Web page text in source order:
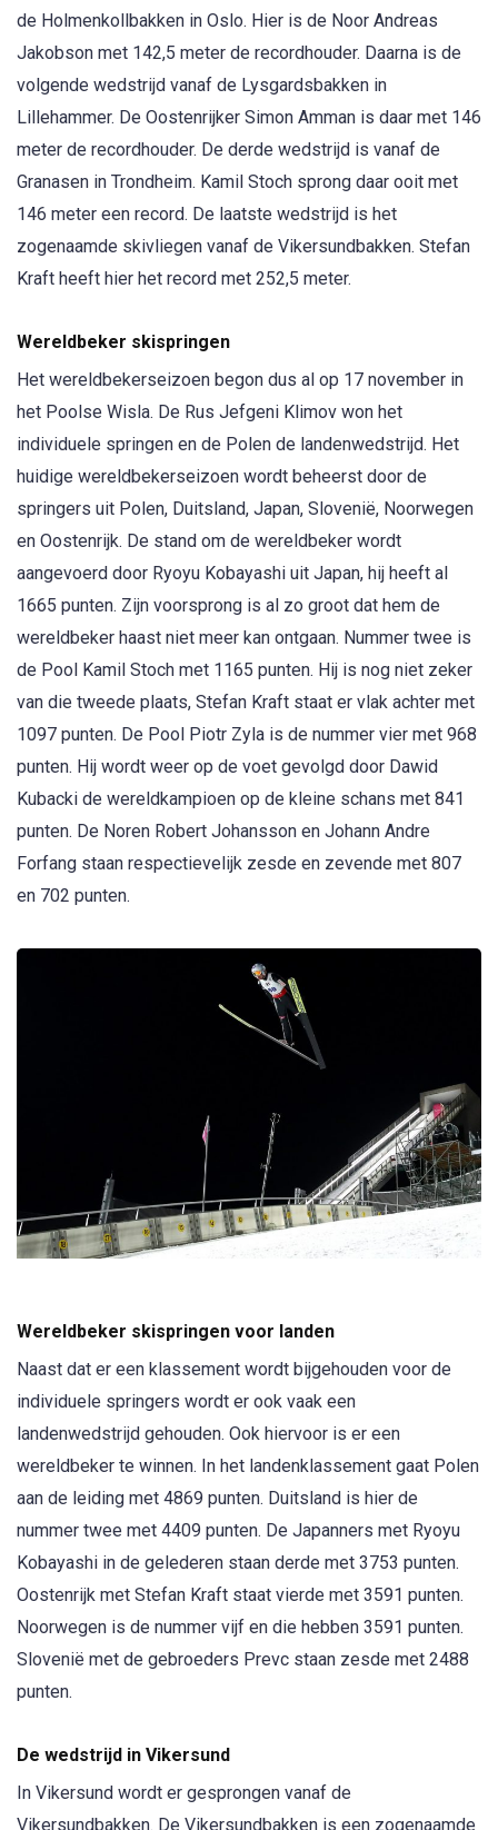
de Holmenkollbakken in Oslo. Hier is de Noor Andreas
Jakobson met 142,5 meter de recordhouder. Daarna is de
volgende wedstrijd vanaf de Lysgardsbakken in
Lillehammer. De Oostenrijker Simon Amman is daar met 146
meter de recordhouder. De derde wedstrijd is vanaf de
Granasen in Trondheim. Kamil Stoch sprong daar ooit met
146 meter een record. De laatste wedstrijd is het
zogenaamde skivliegen vanaf de Vikersundbakken. Stefan
Kraft heeft hier het record met 252,5 meter.
Wereldbeker skispringen
Het wereldbekerseizoen begon dus al op 17 november in
het Poolse Wisla. De Rus Jefgeni Klimov won het
individuele springen en de Polen de landenwedstrijd. Het
huidige wereldbekerseizoen wordt beheerst door de
springers uit Polen, Duitsland, Japan, Slovenië, Noorwegen
en Oostenrijk. De stand om de wereldbeker wordt
aangevoerd door Ryoyu Kobayashi uit Japan, hij heeft al
1665 punten. Zijn voorsprong is al zo groot dat hem de
wereldbeker haast niet meer kan ontgaan. Nummer twee is
de Pool Kamil Stoch met 1165 punten. Hij is nog niet zeker
van die tweede plaats, Stefan Kraft staat er vlak achter met
1097 punten. De Pool Piotr Zyla is de nummer vier met 968
punten. Hij wordt weer op de voet gevolgd door Dawid
Kubacki de wereldkampioen op de kleine schans met 841
punten. De Noren Robert Johansson en Johann Andre
Forfang staan respectievelijk zesde en zevende met 807
en 702 punten.
Wereldbeker skispringen voor landen
Naast dat er een klassement wordt bijgehouden voor de
individuele springers wordt er ook vaak een
landenwedstrijd gehouden. Ook hiervoor is er een
wereldbeker te winnen. In het landenklassement gaat Polen
aan de leiding met 4869 punten. Duitsland is hier de
nummer twee met 4409 punten. De Japanners met Ryoyu
Kobayashi in de gelederen staan derde met 3753 punten.
Oostenrijk met Stefan Kraft staat vierde met 3591 punten.
Noorwegen is de nummer vijf en die hebben 3591 punten.
Slovenië met de gebroeders Prevc staan zesde met 2488
punten.
De wedstrijd in Vikersund
In Vikersund wordt er gesprongen vanaf de
Vikersundbakken. De Vikersundbakken is een zogenaamde